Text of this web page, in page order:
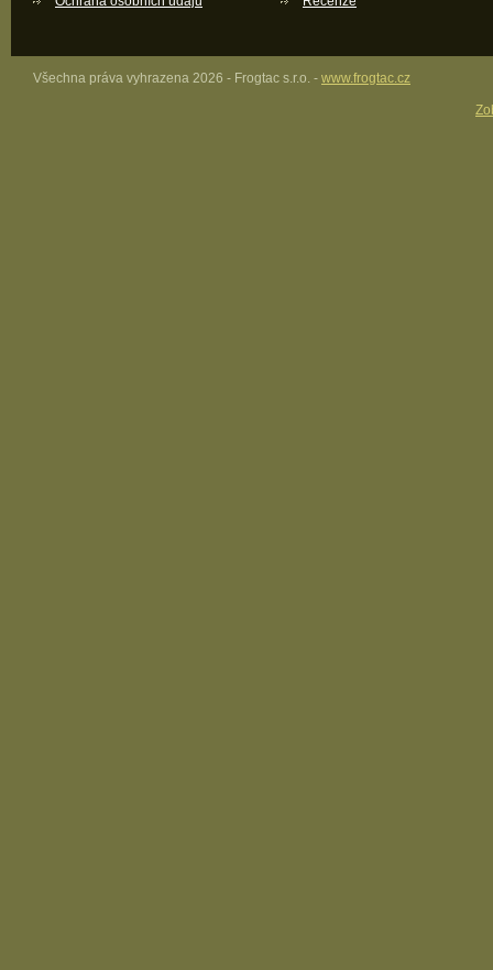
Všechna práva vyhrazena 2026 - Frogtac s.r.o. - www.frogtac.cz